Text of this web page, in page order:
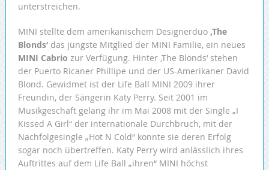
unterstreichen.
MINI stellte dem amerikanischem Designerduo ‚The
Blonds‘das jüngste Mitglied der MINI Familie, ein neues
MINI Cabrio zur Verfügung. Hinter ‚The Blonds‘ stehen
der Puerto Ricaner Phillipe und der US-Amerikaner David
Blond. Gewidmet ist der Life Ball MINI 2009 ihrer
Freundin, der Sängerin Katy Perry. Seit 2001 im
Musikgeschäft gelang ihr im Mai 2008 mit der Single „I
Kissed A Girl“ der internationale Durchbruch, mit der
Nachfolgesingle „Hot N Cold“ konnte sie deren Erfolg
sogar noch übertreffen. Katy Perry wird anlässlich ihres
Auftrittes auf dem Life Ball „ihren“ MINI höchst